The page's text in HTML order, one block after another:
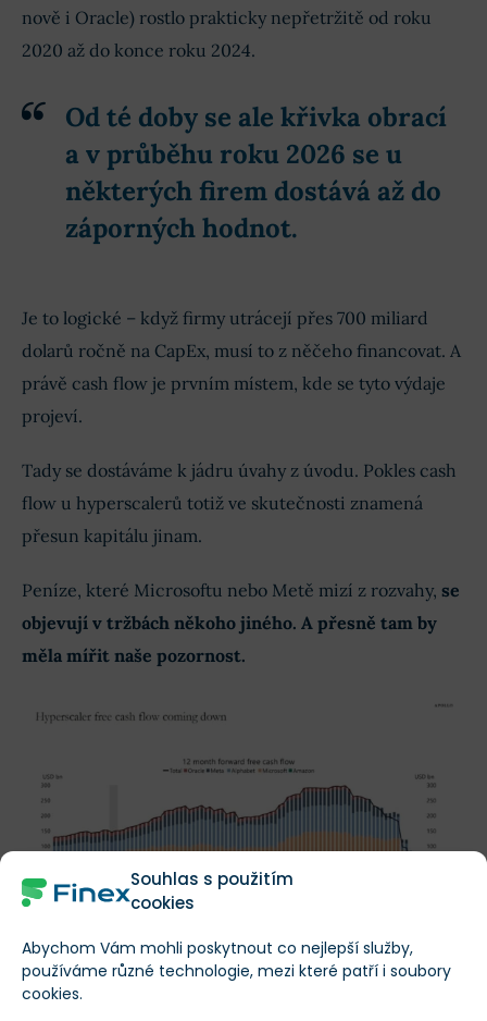
Souhlas s použitím
cookies
Abychom Vám mohli poskytnout co nejlepší služby,
používáme různé technologie, mezi které patří i soubory
cookies.
nově i Oracle) rostlo prakticky nepřetržitě od roku
2020 až do konce roku 2024.
Od té doby se ale křivka obrací
a v průběhu roku 2026 se u
některých firem dostává až do
záporných hodnot.
Je to logické – když firmy utrácejí přes 700 miliard
dolarů ročně na CapEx, musí to z něčeho financovat. A
právě cash flow je prvním místem, kde se tyto výdaje
projeví.
Tady se dostáváme k jádru úvahy z úvodu. Pokles cash
flow u hyperscalerů totiž ve skutečnosti znamená
přesun kapitálu jinam.
Peníze, které Microsoftu nebo Metě mizí z rozvahy, se
objevují v tržbách někoho jiného. A přesně tam by
měla mířit naše pozornost.
Softwarové společnosti (+ Amazon), které patří mezi tzv.
hyperscalery investují extrémním tempem, což se projevuje na